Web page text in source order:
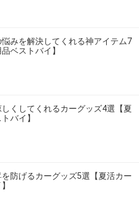
みを解決してくれる神アイテム7
ベストバイ】
くしてくれるカーグッズ4選【夏
バイ】
防げるカーグッズ5選【夏活カー